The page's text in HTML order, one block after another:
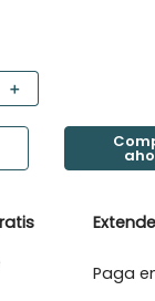
＋
Paga